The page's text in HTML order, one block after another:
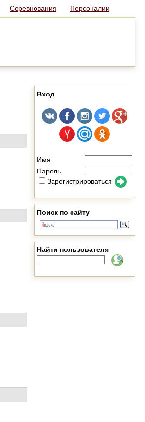
Соревнования Персоналии
Вход
Имя
Пароль
Зарегистрироваться
Поиск по сайту
Найти пользователя